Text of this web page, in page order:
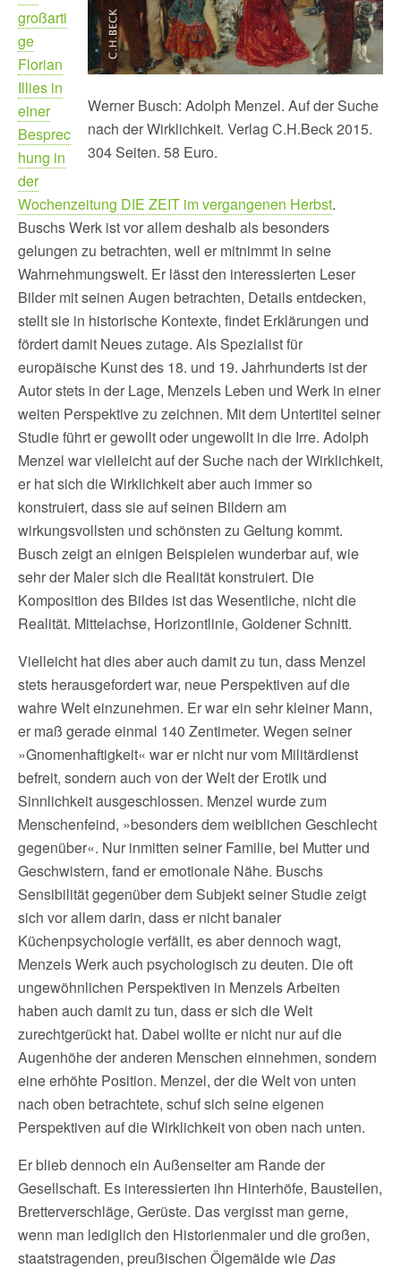
Werner Busch: Adolph Menzel. Auf der Suche
nach der Wirklichkeit. Verlag C.H.Beck 2015.
304 Seiten. 58 Euro.
großarti
ge
Florian
Illies in
einer
Besprec
hung in
der
Wochenzeitung DIE ZEIT im vergangenen Herbst.
Buschs Werk ist vor allem deshalb als besonders
gelungen zu betrachten, weil er mitnimmt in seine
Wahrnehmungswelt. Er lässt den interessierten Leser
Bilder mit seinen Augen betrachten, Details entdecken,
stellt sie in historische Kontexte, findet Erklärungen und
fördert damit Neues zutage. Als Spezialist für
europäische Kunst des 18. und 19. Jahrhunderts ist der
Autor stets in der Lage, Menzels Leben und Werk in einer
weiten Perspektive zu zeichnen. Mit dem Untertitel seiner
Studie führt er gewollt oder ungewollt in die Irre. Adolph
Menzel war vielleicht auf der Suche nach der Wirklichkeit,
er hat sich die Wirklichkeit aber auch immer so
konstruiert, dass sie auf seinen Bildern am
wirkungsvollsten und schönsten zu Geltung kommt.
Busch zeigt an einigen Beispielen wunderbar auf, wie
sehr der Maler sich die Realität konstruiert. Die
Komposition des Bildes ist das Wesentliche, nicht die
Realität. Mittelachse, Horizontlinie, Goldener Schnitt.
Vielleicht hat dies aber auch damit zu tun, dass Menzel
stets herausgefordert war, neue Perspektiven auf die
wahre Welt einzunehmen. Er war ein sehr kleiner Mann,
er maß gerade einmal 140 Zentimeter. Wegen seiner
»Gnomenhaftigkeit« war er nicht nur vom Militärdienst
befreit, sondern auch von der Welt der Erotik und
Sinnlichkeit ausgeschlossen. Menzel wurde zum
Menschenfeind, »besonders dem weiblichen Geschlecht
gegenüber«. Nur inmitten seiner Familie, bei Mutter und
Geschwistern, fand er emotionale Nähe. Buschs
Sensibilität gegenüber dem Subjekt seiner Studie zeigt
sich vor allem darin, dass er nicht banaler
Küchenpsychologie verfällt, es aber dennoch wagt,
Menzels Werk auch psychologisch zu deuten. Die oft
ungewöhnlichen Perspektiven in Menzels Arbeiten
haben auch damit zu tun, dass er sich die Welt
zurechtgerückt hat. Dabei wollte er nicht nur auf die
Augenhöhe der anderen Menschen einnehmen, sondern
eine erhöhte Position. Menzel, der die Welt von unten
nach oben betrachtete, schuf sich seine eigenen
Perspektiven auf die Wirklichkeit von oben nach unten.
Er blieb dennoch ein Außenseiter am Rande der
Gesellschaft. Es interessierten ihn Hinterhöfe, Baustellen,
Bretterverschläge, Gerüste. Das vergisst man gerne,
wenn man lediglich den Historienmaler und die großen,
staatstragenden, preußischen Ölgemälde wieDas